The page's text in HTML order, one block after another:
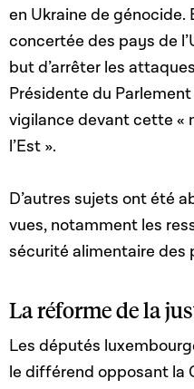
en Ukraine de génocide.
concertée des pays de
but d’arrêter les
Présidente du
vigilance devant cette «
l’Est ».
D’autres sujets ont été
vues, notamment les
sécurité alimentaire des
La réforme de la
Les députés
le différend opposant la